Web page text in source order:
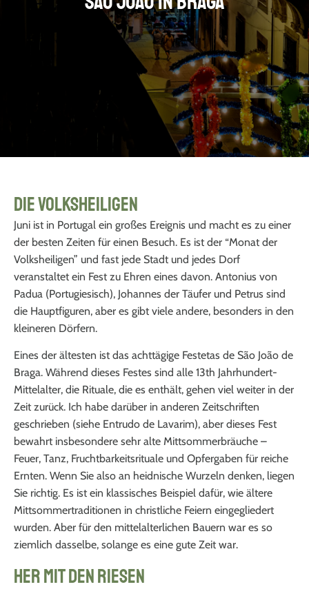
Die Volksheiligen
Juni ist in Portugal ein großes Ereignis und macht es zu einer
der besten Zeiten für einen Besuch. Es ist der “Monat der
Volksheiligen” und fast jede Stadt und jedes Dorf
veranstaltet ein Fest zu Ehren eines davon. Antonius von
Padua (Portugiesisch), Johannes der Täufer und Petrus sind
die Hauptfiguren, aber es gibt viele andere, besonders in den
kleineren Dörfern.
Eines der ältesten ist das achttägige Festetas de São João de
Braga. Während dieses Festes sind alle 13th Jahrhundert-
Mittelalter, die Rituale, die es enthält, gehen viel weiter in der
Zeit zurück. Ich habe darüber in anderen Zeitschriften
geschrieben (siehe Entrudo de Lavarim), aber dieses Fest
bewahrt insbesondere sehr alte Mittsommerbräuche –
Feuer, Tanz, Fruchtbarkeitsrituale und Opfergaben für reiche
Ernten. Wenn Sie also an heidnische Wurzeln denken, liegen
Sie richtig. Es ist ein klassisches Beispiel dafür, wie ältere
Mittsommertraditionen in christliche Feiern eingegliedert
wurden. Aber für den mittelalterlichen Bauern war es so
ziemlich dasselbe, solange es eine gute Zeit war.
Her mit den Riesen